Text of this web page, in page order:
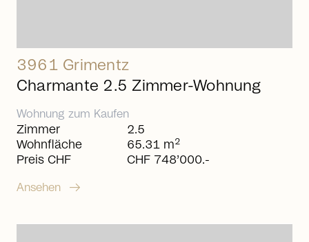
3961 Grimentz
Charmante 2.5 Zimmer-Wohnung
Wohnung zum Kaufen
Zimmer
Wohnfläche
Preis CHF
2.5
65.31 m2
CHF 748’000.-
Ansehen arrow_right_alt